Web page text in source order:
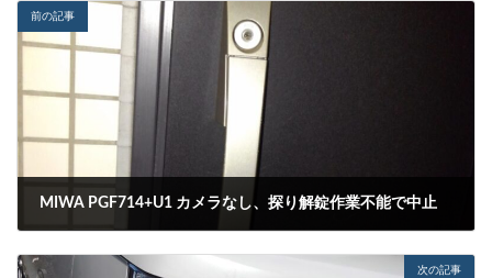
前の記事
MIWA PGF714+U1 カメラなし、探り解錠作業不能で中止
次の記事